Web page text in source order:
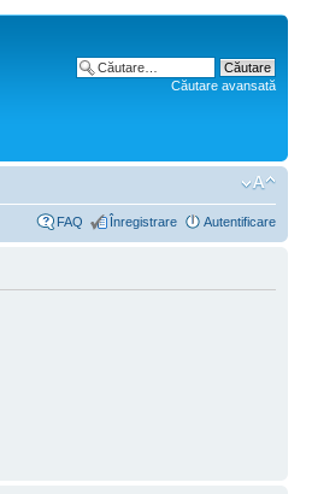
Căutare avansată
FAQ Înregistrare Autentificare